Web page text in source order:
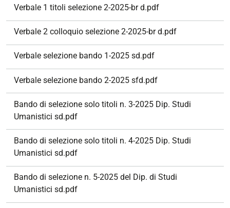
Verbale 1 titoli selezione 2-2025-br d.pdf
Verbale 2 colloquio selezione 2-2025-br d.pdf
Verbale selezione bando 1-2025 sd.pdf
Verbale selezione bando 2-2025 sfd.pdf
Bando di selezione solo titoli n. 3-2025 Dip. Studi
Umanistici sd.pdf
Bando di selezione solo titoli n. 4-2025 Dip. Studi
Umanistici sd.pdf
Bando di selezione n. 5-2025 del Dip. di Studi
Umanistici sd.pdf